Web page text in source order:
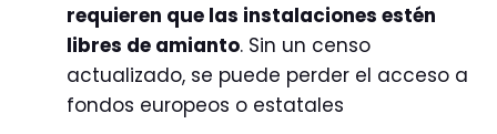
requieren que las instalaciones estén
libres de amianto. Sin un censo
actualizado, se puede perder el acceso a
fondos europeos o estatales